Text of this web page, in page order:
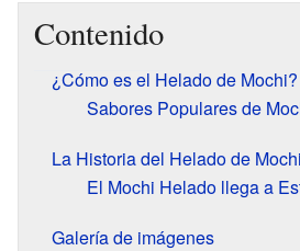
Contenido
¿Cómo es el Helado de Mochi?
Sabores Populares de
La Historia del Helado de Mochi
El Mochi Helado llega a
Galería de imágenes